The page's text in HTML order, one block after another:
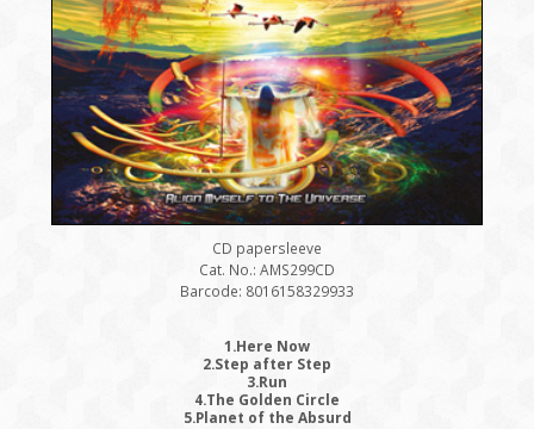
CD papersleeve
Cat. No.: AMS299CD
Barcode: 8016158329933
1.Here Now
2.Step after Step
3.Run
4.The Golden Circle
5.Planet of the Absurd